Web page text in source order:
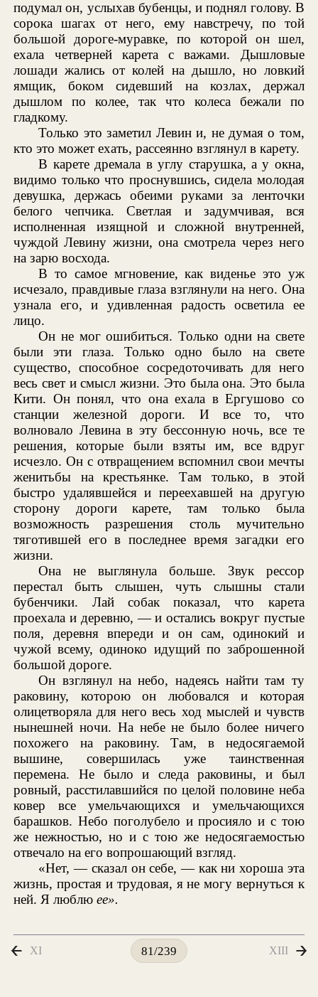
подумал он, услыхав бубенцы, и поднял голову. В
сорока шагах от него, ему навстречу, по той
большой дороге-муравке, по которой он шел,
ехала четверней карета с важами. Дышловые
лошади жались от колей на дышло, но ловкий
ямщик, боком сидевший на козлах, держал
дышлом по колее, так что колеса бежали по
гладкому.
Только это заметил Левин и, не думая о том,
кто это может ехать, рассеянно взглянул в карету.
В карете дремала в углу старушка, а у окна,
видимо только что проснувшись, сидела молодая
девушка, держась обеими руками за ленточки
белого чепчика. Светлая и задумчивая, вся
исполненная изящной и сложной внутренней,
чуждой Левину жизни, она смотрела через него
на зарю восхода.
В то самое мгновение, как виденье это уж
исчезало, правдивые глаза взглянули на него. Она
узнала его, и удивленная радость осветила ее
лицо.
Он не мог ошибиться. Только одни на свете
были эти глаза. Только одно было на свете
существо, способное сосредоточивать для него
весь свет и смысл жизни. Это была она. Это была
Кити. Он понял, что она ехала в Ергушово со
станции железной дороги. И все то, что
волновало Левина в эту бессонную ночь, все те
решения, которые были взяты им, все вдруг
исчезло. Он с отвращением вспомнил свои мечты
женитьбы на крестьянке. Там только, в этой
быстро удалявшейся и переехавшей на другую
сторону дороги карете, там только была
возможность разрешения столь мучительно
тяготившей его в последнее время загадки его
жизни.
Она не выглянула больше. Звук рессор
перестал быть слышен, чуть слышны стали
бубенчики. Лай собак показал, что карета
проехала и деревню, — и остались вокруг пустые
поля, деревня впереди и он сам, одинокий и
чужой всему, одиноко идущий по заброшенной
большой дороге.
Он взглянул на небо, надеясь найти там ту
раковину, которою он любовался и которая
олицетворяла для него весь ход мыслей и чувств
нынешней ночи. На небе не было более ничего
похожего на раковину. Там, в недосягаемой
вышине, совершилась уже таинственная
перемена. Не было и следа раковины, и был
ровный, расстилавшийся по целой половине неба
ковер все умельчающихся и умельчающихся
барашков. Небо поголубело и просияло и с тою
же нежностью, но и с тою же недосягаемостью
отвечало на его вопрошающий взгляд.
«Нет, — сказал он себе, — как ни хороша эта
жизнь, простая и трудовая, я не могу вернуться к
ней. Я люблюее».
XI 81/239 XIII